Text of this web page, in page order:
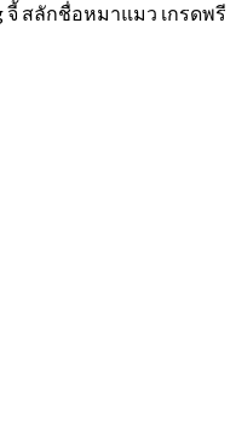
จี้ สลักชื่อหมาแมว เกรดพรี